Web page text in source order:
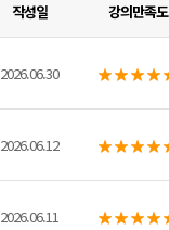
작성일 강의만족도
2026.06.30
2026.06.12
2026.06.11